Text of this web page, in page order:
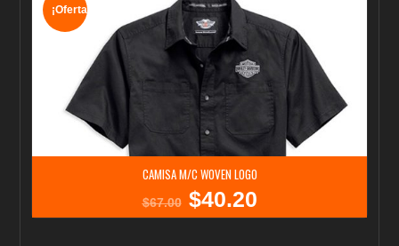
¡Oferta!
CAMISA M/C WOVEN LOGO
$67.00
El
$40.20El